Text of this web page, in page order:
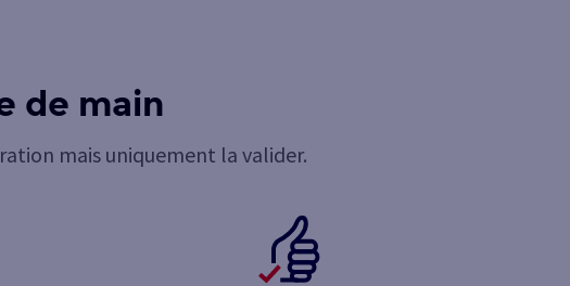
de main
mais uniquement la valider.